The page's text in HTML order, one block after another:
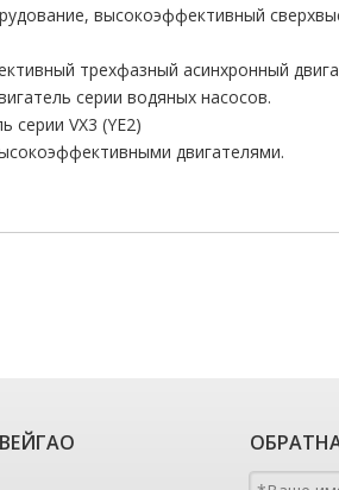
высокоэффективный
трехфазный асинхронный
серии водяных насосов.
VX3 (YE2)
двигателями.